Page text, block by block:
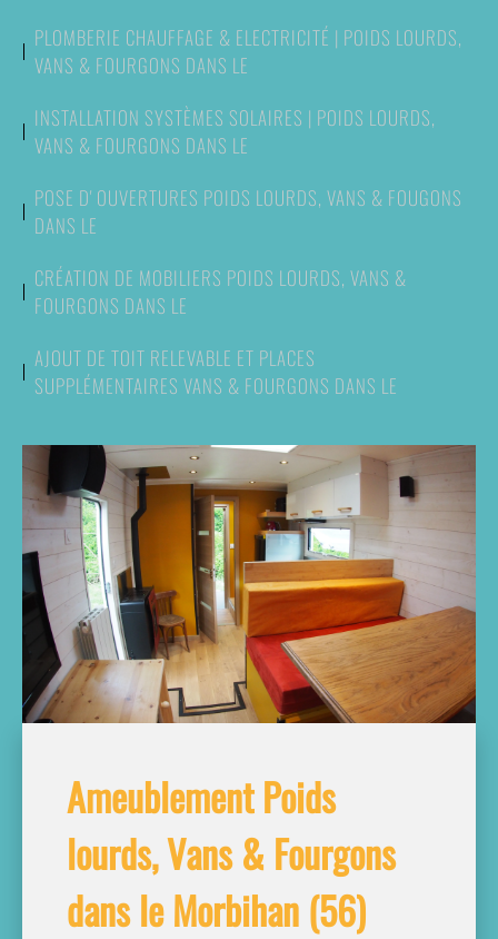
PLOMBERIE CHAUFFAGE & ELECTRICITÉ | POIDS LOURDS,
VANS & FOURGONS DANS LE
INSTALLATION SYSTÈMES SOLAIRES | POIDS LOURDS,
VANS & FOURGONS DANS LE
POSE D' OUVERTURES POIDS LOURDS, VANS & FOUGONS
DANS LE
CRÉATION DE MOBILIERS POIDS LOURDS, VANS &
FOURGONS DANS LE
AJOUT DE TOIT RELEVABLE ET PLACES
SUPPLÉMENTAIRES VANS & FOURGONS DANS LE
Ameublement Poids
lourds, Vans & Fourgons
dans le Morbihan (56)